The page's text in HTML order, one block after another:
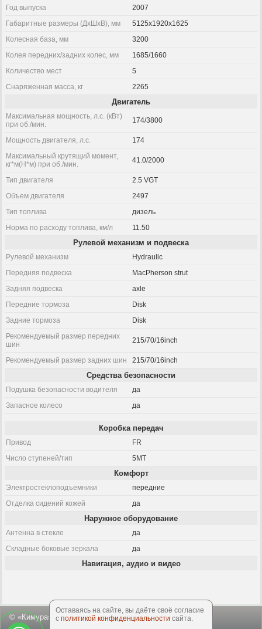
Год выпуска
2007
Габаритные размеры (ДхШхВ), мм
5125x1920x1625
Колесная база, мм
3200
Колея передних/задних колес, мм
1685/1660
Количество мест
5
Снаряженная масса, кг
2265
Двигатель
Максимальная мощность, л.с. (кВт)
при об./мин.
174/3800
Мощность двигателя, л.с.
174
Максимальный крутящий момент,
кг*м(Н*м) при об./мин.
41.0/2000
Тип двигателя
2.5 VGT
Объем двигателя
2497
Тип топлива
дизель
Норма по расходу топлива, км/л
11.50
Рулевой механизм и подвеска
Рулевой механизм
Hydraulic
Передняя подвеска
MacPherson strut
Задняя подвеска
axle
Передние тормоза
Disk
Задние тормоза
Disk
Рекомендуемый размер передних
шин
215/70/16inch
Рекомендуемый размер задних шин 215/70/16inch
Средства безопасности
Подушка безопасности водителя
да
Запасное колесо
да
Коробка передач
Привод
FR
Число ступеней/тип
5MT
Комфорт
Электростеклоподъемники
передние
Отделка сидений кожей
да
Наружное оборудование
Антенна в стекле
да
Складные боковые зеркала
да
Навигация, аудио и видео
© «Кимура», 2003-2026
Оставаясь на сайте, вы даёте своё согласие
с политикой конфиденциальности сайта.